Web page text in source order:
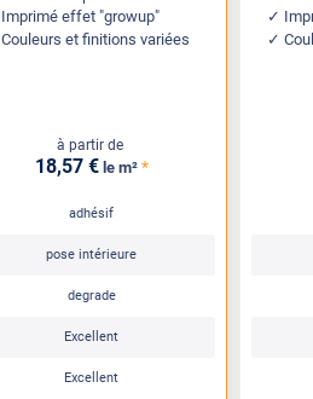
Imprimé effet "growup"
Couleurs et finitions variées
à partir de
18,57 € le m² *
adhésif
pose intérieure
degrade
Excellent
Excellent